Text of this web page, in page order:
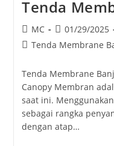
Tenda
Post
author:
MC
Post
published:
01/29/2025
PostTenda Membrane
Tenda Membrane
Canopy Membran
saat ini.
sebagai rangka
dengan atap…